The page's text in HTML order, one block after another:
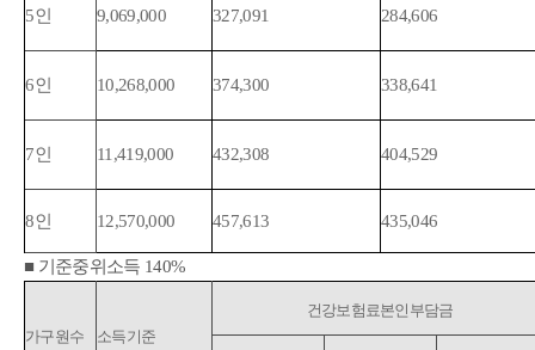
5인 9,069,000 327,091 284,606
6인 10,268,000 374,300 338,641
7인 11,419,000 432,308 404,529
8인 12,570,000 457,613 435,046
■ 기준중위소득 140%
가구원수 소득기준
건강보험료본인부담금